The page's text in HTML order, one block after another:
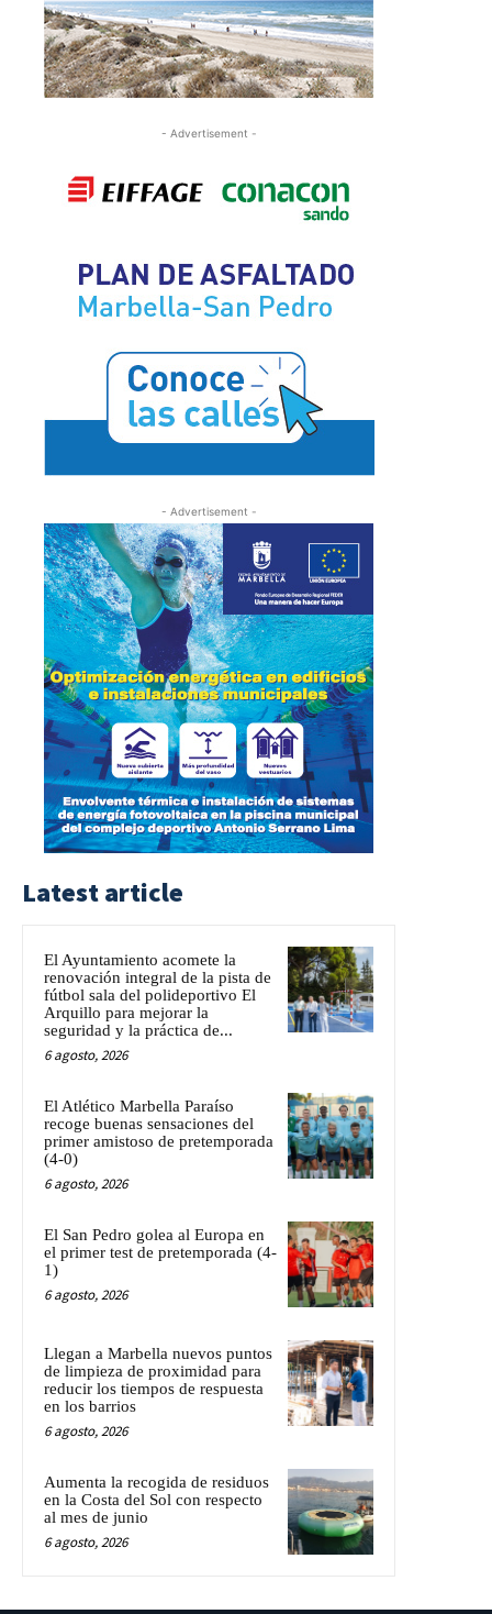
- Advertisement -
- Advertisement -
Latest article
El Ayuntamiento acomete la
renovación integral de la pista de
fútbol sala del polideportivo El
Arquillo para mejorar la
seguridad y la práctica de...
6 agosto, 2026
El Atlético Marbella Paraíso
recoge buenas sensaciones del
primer amistoso de pretemporada
(4-0)
6 agosto, 2026
El San Pedro golea al Europa en
el primer test de pretemporada (4-
1)
6 agosto, 2026
Llegan a Marbella nuevos puntos
de limpieza de proximidad para
reducir los tiempos de respuesta
en los barrios
6 agosto, 2026
Aumenta la recogida de residuos
en la Costa del Sol con respecto
al mes de junio
6 agosto, 2026